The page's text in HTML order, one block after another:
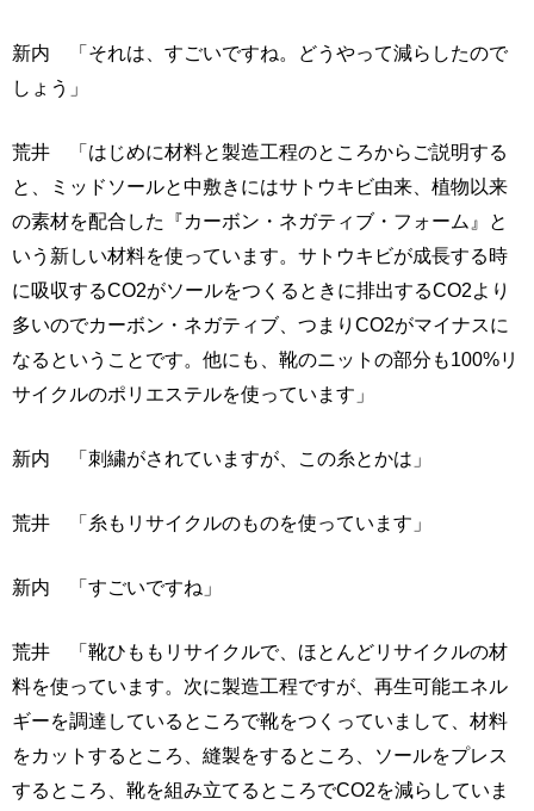
新内 「それは、すごいですね。どうやって減らしたので
しょう」
荒井 「はじめに材料と製造工程のところからご説明する
と、ミッドソールと中敷きにはサトウキビ由来、植物以来
の素材を配合した『カーボン・ネガティブ・フォーム』と
いう新しい材料を使っています。サトウキビが成長する時
に吸収するCO2がソールをつくるときに排出するCO2より
多いのでカーボン・ネガティブ、つまりCO2がマイナスに
なるということです。他にも、靴のニットの部分も100%リ
サイクルのポリエステルを使っています」
新内 「刺繍がされていますが、この糸とかは」
荒井 「糸もリサイクルのものを使っています」
新内 「すごいですね」
荒井 「靴ひももリサイクルで、ほとんどリサイクルの材
料を使っています。次に製造工程ですが、再生可能エネル
ギーを調達しているところで靴をつくっていまして、材料
をカットするところ、縫製をするところ、ソールをプレス
するところ、靴を組み立てるところでCO2を減らしていま